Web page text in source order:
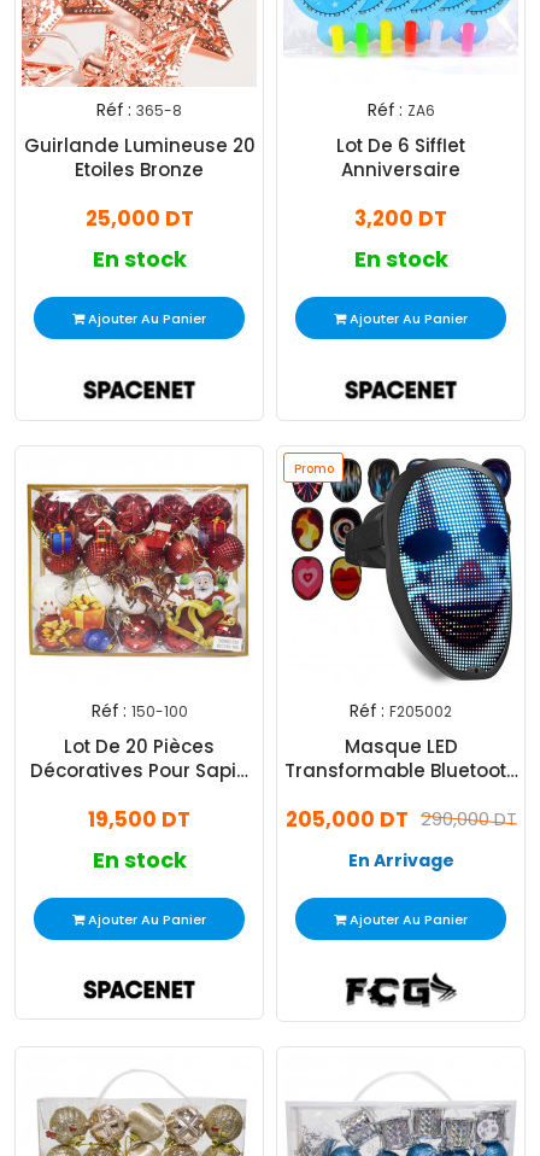
Réf : 365-8
Guirlande Lumineuse 20
Etoiles Bronze
25,000 DT
En stock
Ajouter Au Panier
Réf : ZA6
Lot De 6 Sifflet
Anniversaire
3,200 DT
En stock
Ajouter Au Panier
Réf : 150-100
Lot De 20 Pièces
Décoratives Pour Sapin
19,500 DT
En stock
Ajouter Au Panier
Promo
Réf : F205002
Masque LED
Transformable Bluetooth
290,000 DT
205,000 DT
En Arrivage
Ajouter Au Panier